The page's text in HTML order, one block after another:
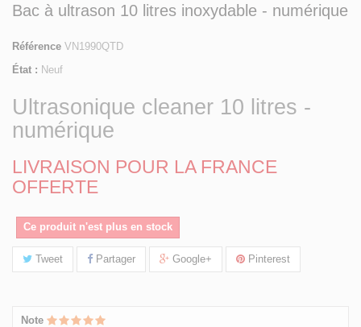
Bac à ultrason 10 litres inoxydable - numérique
Référence VN1990QTD
État : Neuf
Ultrasonique cleaner 10 litres -
numérique
LIVRAISON POUR LA FRANCE
OFFERTE
Ce produit n'est plus en stock
Tweet Partager Google+ Pinterest
Note